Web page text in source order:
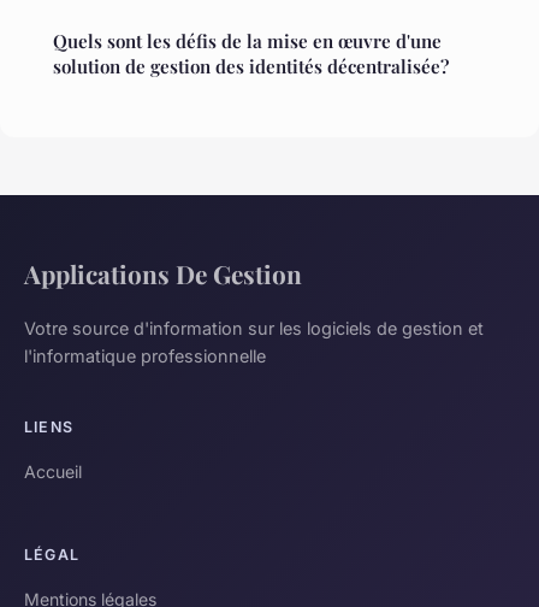
Quels sont les défis de la mise en œuvre d'une
solution de gestion des identités décentralisée?
Applications De Gestion
Votre source d'information sur les logiciels de gestion et
l'informatique professionnelle
LIENS
Accueil
LÉGAL
Mentions légales